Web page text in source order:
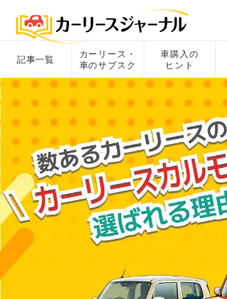
記事一覧
カーリース・
車のサブスク
車購入の
ヒント